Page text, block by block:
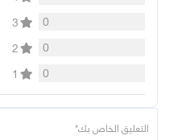
0
3
0
2
0
1